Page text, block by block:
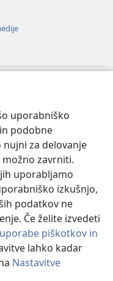
uporabniško
podobne
za delovanje
zavrniti.
uporabljamo
izkušnjo,
podatkov ne
Če želite izvedeti
piškotkov in
lahko kadar
Nastavitve
Society of Pennsylvania.